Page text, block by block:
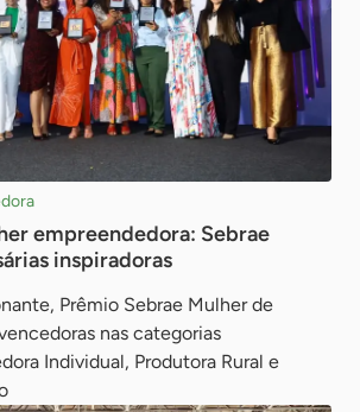
empreendedora: Sebrae
inspiradoras
Prêmio Sebrae Mulher de
nas categorias
Individual, Produtora Rural e